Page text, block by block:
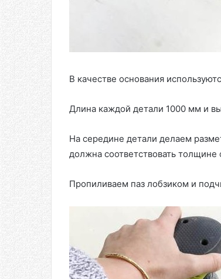
В качестве основания
Длина каждой детали 1000 мм и
На середине детали делаем
должна соответствовать
Пропиливаем паз лобзиком и